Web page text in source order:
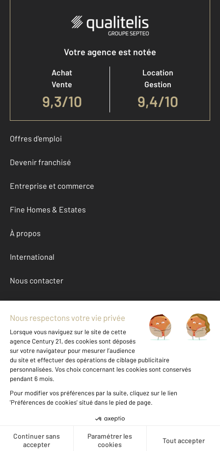
Téléphoner
Votre agence est notée
Achat
Vente
9,3/10
Location
Gestion
9,4/10
Offres d'emploi
Devenir franchisé
Entreprise et commerce
Fine Homes & Estates
À propos
International
Nous contacter
Mentions légales & CGU et Barèmes d'honoraires
Données personnelles
Gestionnaire des cookies
Achat maison autour de BETHMALE (09800)